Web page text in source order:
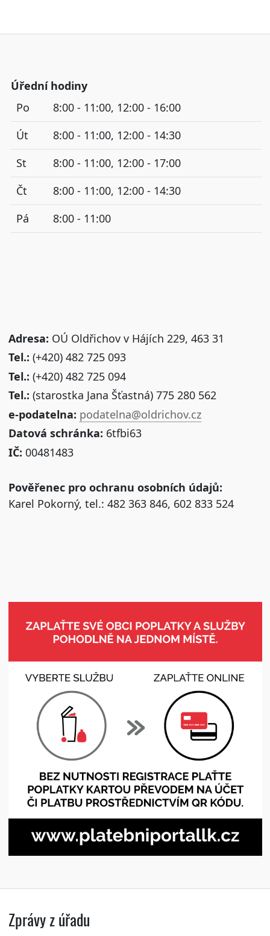
Úřední hodiny
Po
8:00 - 11:00, 12:00 - 16:00
Út
8:00 - 11:00, 12:00 - 14:30
St
8:00 - 11:00, 12:00 - 17:00
Čt
8:00 - 11:00, 12:00 - 14:30
Pá
8:00 - 11:00
Adresa: OÚ Oldřichov v Hájích 229, 463 31
Tel.: (+420) 482 725 093
Tel.: (+420) 482 725 094
Tel.: (starostka Jana Šťastná) 775 280 562
e-podatelna: podatelna@oldrichov.cz
Datová schránka: 6tfbi63
IČ: 00481483
Pověřenec pro ochranu osobních údajů:
Karel Pokorný, tel.: 482 363 846, 602 833 524
Zprávy z úřadu